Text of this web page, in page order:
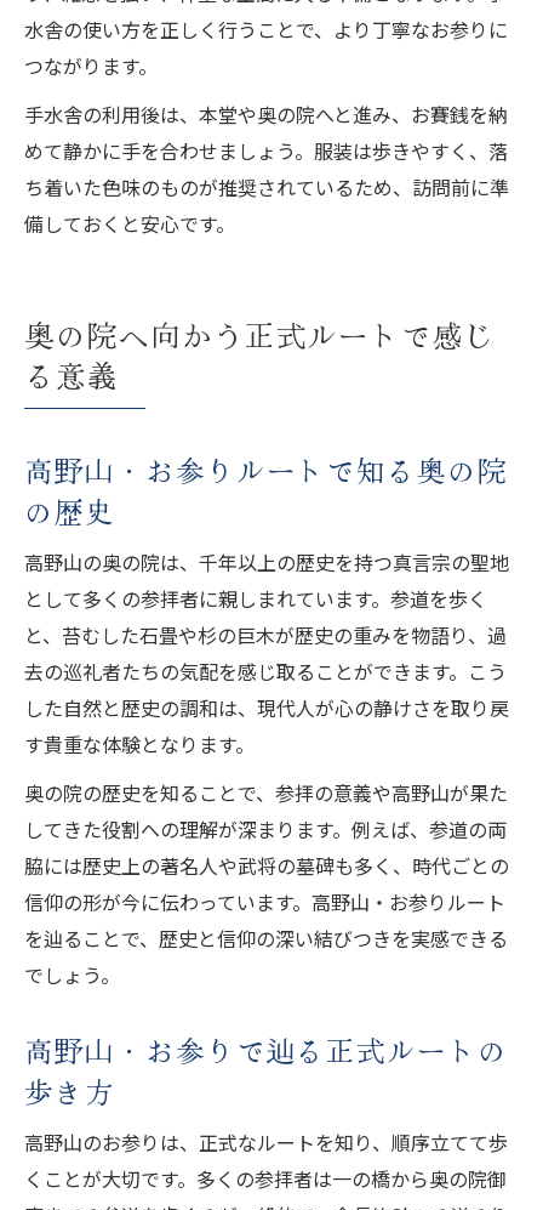
水舎の使い方を正しく行うことで、より丁寧なお参りに
つながります。
手水舎の利用後は、本堂や奥の院へと進み、お賽銭を納
めて静かに手を合わせましょう。服装は歩きやすく、落
ち着いた色味のものが推奨されているため、訪問前に準
備しておくと安心です。
奥の院へ向かう正式ルートで感じ
る意義
高野山・お参りルートで知る奥の院
の歴史
高野山の奥の院は、千年以上の歴史を持つ真言宗の聖地
として多くの参拝者に親しまれています。参道を歩く
と、苔むした石畳や杉の巨木が歴史の重みを物語り、過
去の巡礼者たちの気配を感じ取ることができます。こう
した自然と歴史の調和は、現代人が心の静けさを取り戻
す貴重な体験となります。
奥の院の歴史を知ることで、参拝の意義や高野山が果た
してきた役割への理解が深まります。例えば、参道の両
脇には歴史上の著名人や武将の墓碑も多く、時代ごとの
信仰の形が今に伝わっています。高野山・お参りルート
を辿ることで、歴史と信仰の深い結びつきを実感できる
でしょう。
高野山・お参りで辿る正式ルートの
歩き方
高野山のお参りは、正式なルートを知り、順序立てて歩
くことが大切です。多くの参拝者は一の橋から奥の院御